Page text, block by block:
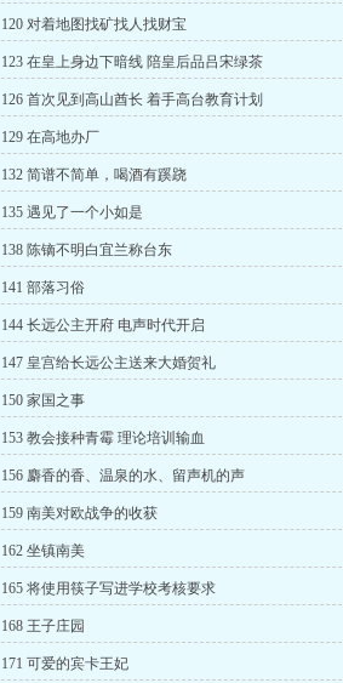
120 对着地图找矿找人找财宝
123 在皇上身边下暗线 陪皇后品吕宋绿茶
126 首次见到高山酋长 着手高台教育计划
129 在高地办厂
132 简谱不简单，喝酒有蹊跷
135 遇见了一个小如是
138 陈镝不明白宜兰称台东
141 部落习俗
144 长远公主开府 电声时代开启
147 皇宫给长远公主送来大婚贺礼
150 家国之事
153 教会接种青霉 理论培训输血
156 麝香的香、温泉的水、留声机的声
159 南美对欧战争的收获
162 坐镇南美
165 将使用筷子写进学校考核要求
168 王子庄园
171 可爱的宾卡王妃